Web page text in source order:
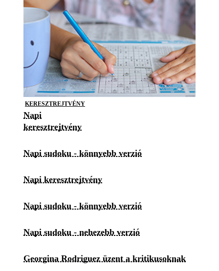
KERESZTREJTVÉNY
Napi
keresztrejtvény
Napi sudoku - könnyebb verzió
Napi keresztrejtvény
Napi sudoku - könnyebb verzió
Napi sudoku - nehezebb verzió
Georgina Rodriguez üzent a kritikusoknak